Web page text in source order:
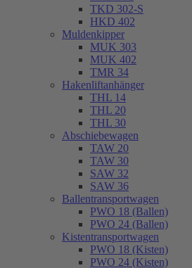
TKD 302-S
HKD 402
Muldenkipper
MUK 303
MUK 402
TMR 34
Hakenliftanhänger
THL 14
THL 20
THL 30
Abschiebewagen
TAW 20
TAW 30
SAW 32
SAW 36
Ballentransportwagen
PWO 18 (Ballen)
PWO 24 (Ballen)
Kistentransportwagen
PWO 18 (Kisten)
PWO 24 (Kisten)